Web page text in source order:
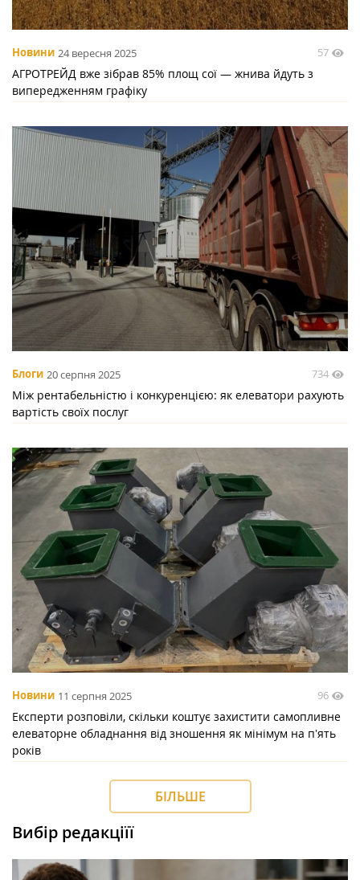
Новини 24 вересня 2025 57
АГРОТРЕЙД вже зібрав 85% площ сої — жнива йдуть з
випередженням графіку
Блоги 20 серпня 2025 734
Між рентабельністю і конкуренцією: як елеватори рахують
вартість своїх послуг
Новини 11 серпня 2025 96
Експерти розповіли, скільки коштує захистити самопливне
елеваторне обладнання від зношення як мінімум на пʼять
років
БІЛЬШЕ
Вибір редакціїї